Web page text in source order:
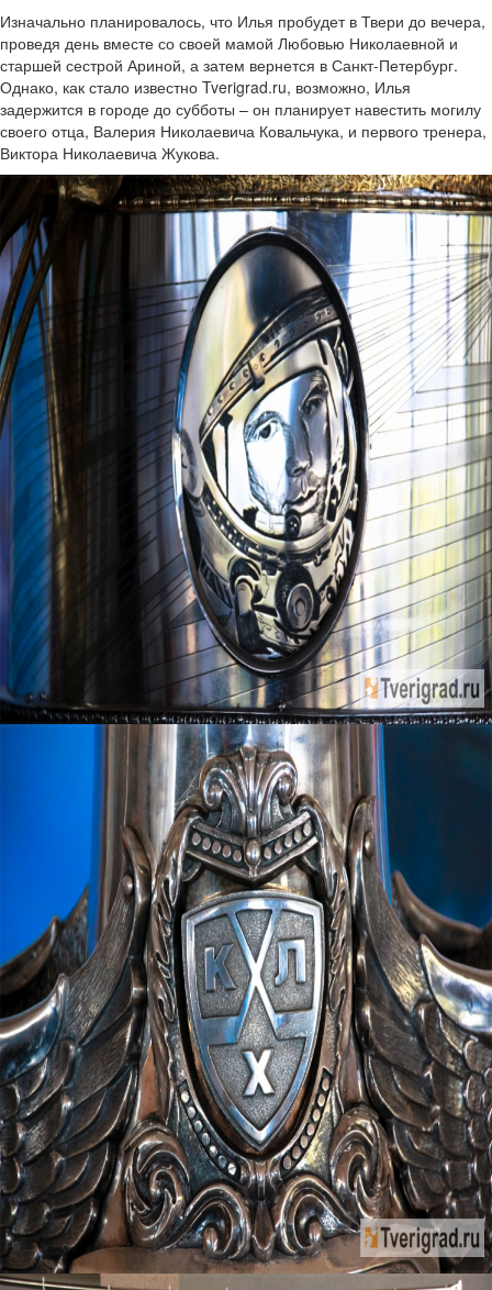
Изначально планировалось, что Илья пробудет в Твери до вечера,
проведя день вместе со своей мамой Любовью Николаевной и
старшей сестрой Ариной, а затем вернется в Санкт-Петербург.
Однако, как стало известно Tverigrad.ru, возможно, Илья
задержится в городе до субботы – он планирует навестить могилу
своего отца, Валерия Николаевича Ковальчука, и первого тренера,
Виктора Николаевича Жукова.